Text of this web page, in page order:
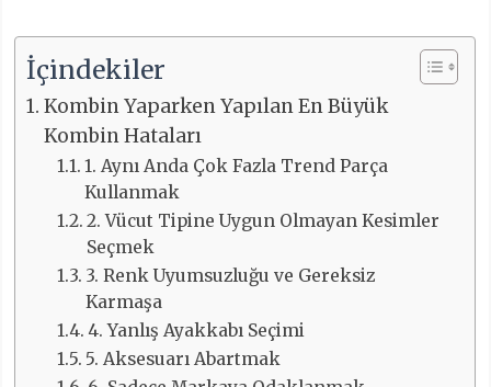
İçindekiler
Kombin Yaparken Yapılan En Büyük
Kombin Hataları
1. Aynı Anda Çok Fazla Trend Parça
Kullanmak
2. Vücut Tipine Uygun Olmayan Kesimler
Seçmek
3. Renk Uyumsuzluğu ve Gereksiz
Karmaşa
4. Yanlış Ayakkabı Seçimi
5. Aksesuarı Abartmak